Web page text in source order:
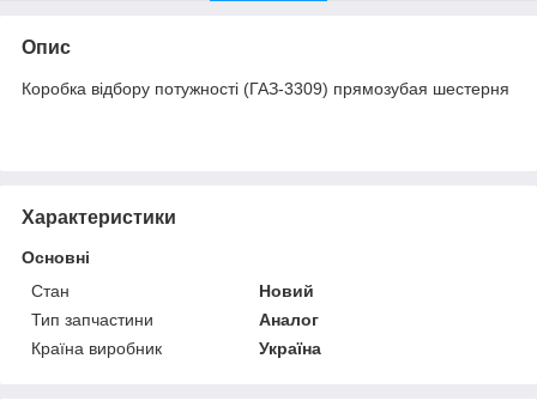
Опис
Коробка відбору потужності (ГАЗ-3309) прямозубая шестерня
Характеристики
Основні
Стан
Новий
Тип запчастини
Аналог
Країна виробник
Україна